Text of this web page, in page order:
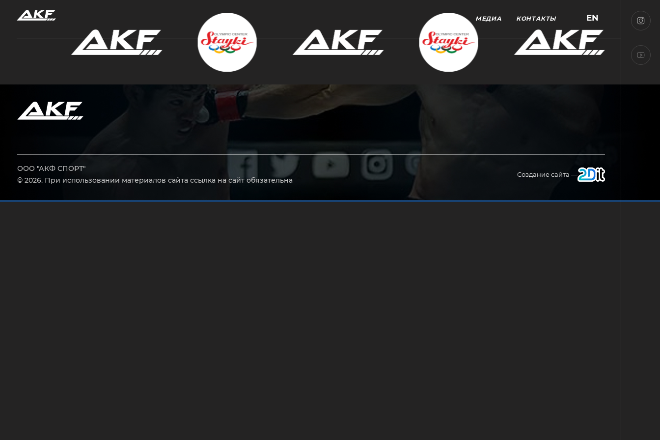
МЕДИА КОНТАКТЫ EN
ООО "АКФ СПОРТ"
© 2026. При использовании материалов сайта ссылка на сайт обязательна
Создание сайта —
Нажмите Enter для поиска или Esc, чтобы закрыть